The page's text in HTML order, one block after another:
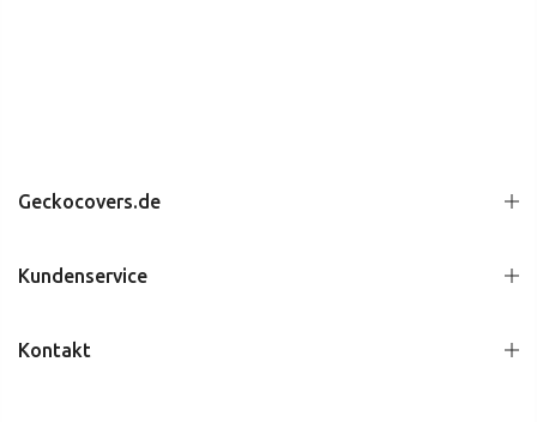
Geckocovers.de
Kundenservice
Kontakt